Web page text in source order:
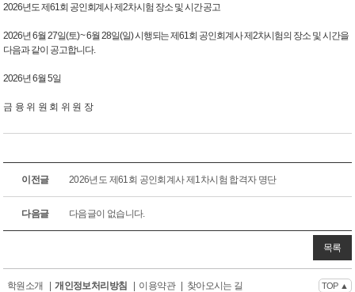
2026년도 제61회 공인회계사 제2차시험 장소 및 시간 공고
2026년6월27일(토) ~ 6월 28일(일)시행되는 제61회 공인회계사 제2차시험의 장소 및 시간을
다음과 같이 공고합니다.
2026년6월 5일
금 융 위 원 회 위 원 장
이전글 2026년도 제61회 공인회계사 제1차시험 합격자 명단
다음글 다음글이 없습니다.
목록
학원소개 | 개인정보처리방침 | 이용약관 | 찾아오시는 길 TOP ▲